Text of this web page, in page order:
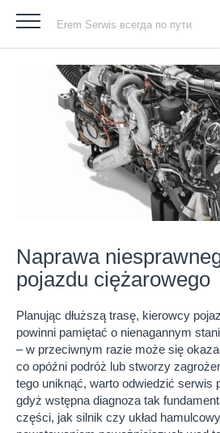
Erem Serwis всегда по пути
Naprawa
pojazdu ciężarowego
Planując dłuższą trasę, kierowcy
powinni pamiętać o nienagannym
– w przeciwnym razie może się
co opóźni podróż lub stworzy
tego uniknąć, warto odwiedzić serwis
gdyż wstępna diagnoza tak
części, jak silnik czy układ